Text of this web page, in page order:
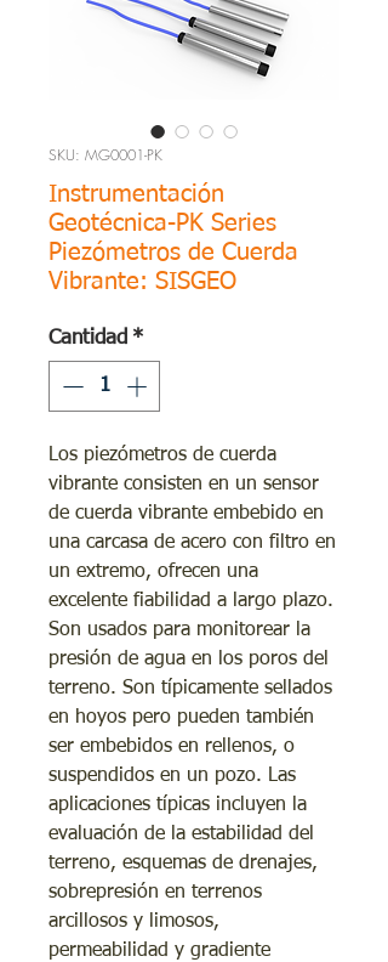
SKU: MG0001-PK
Instrumentación
Geotécnica-PK Series
Piezómetros de Cuerda
Vibrante: SISGEO
Cantidad *
Los piezómetros de cuerda
vibrante consisten en un sensor
de cuerda vibrante embebido en
una carcasa de acero con filtro en
un extremo, ofrecen una
excelente fiabilidad a largo plazo.
Son usados para monitorear la
presión de agua en los poros del
terreno. Son típicamente sellados
en hoyos pero pueden también
ser embebidos en rellenos, o
suspendidos en un pozo. Las
aplicaciones típicas incluyen la
evaluación de la estabilidad del
terreno, esquemas de drenajes,
sobrepresión en terrenos
arcillosos y limosos,
permeabilidad y gradiente